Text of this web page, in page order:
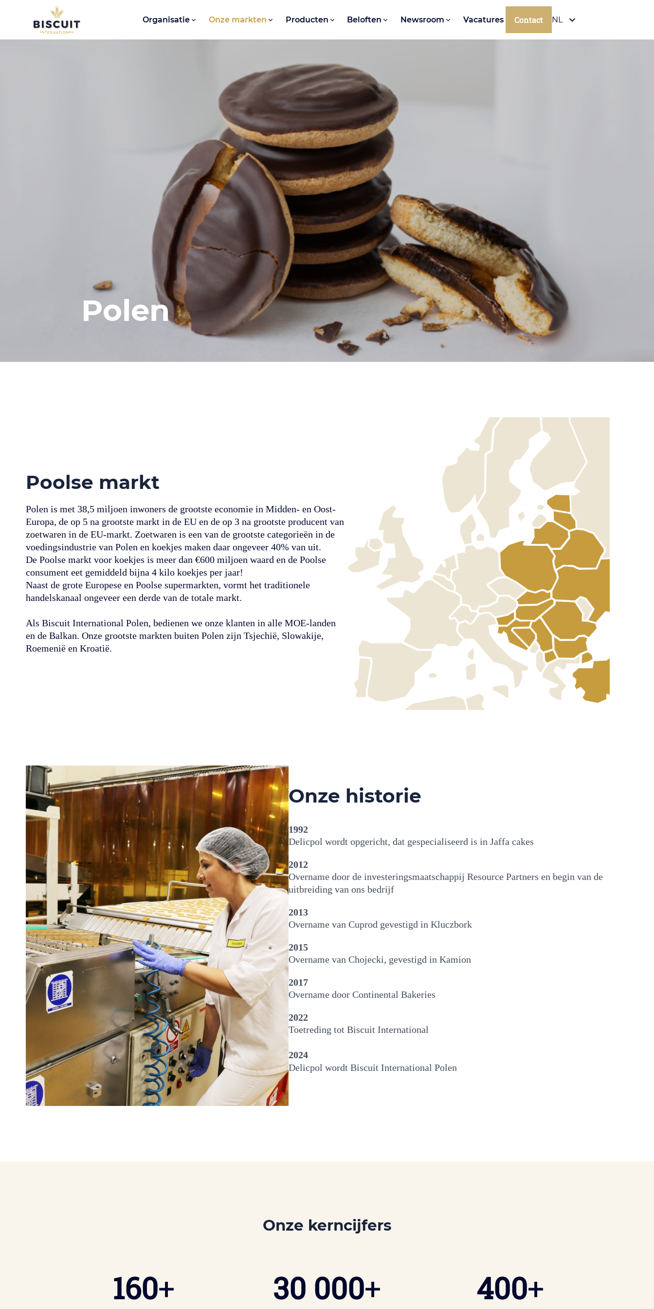
Aller au contenu Organisatie Onze markten Producten Beloften Newsroom Vacatures Contact NL
Polen
Poolse markt
Polen is met 38,5 miljoen inwoners de grootste economie in Midden- en Oost-
Europa, de op 5 na grootste markt in de EU en de op 3 na grootste producent van
zoetwaren in de EU-markt. Zoetwaren is een van de grootste categorieën in de
voedingsindustrie van Polen en koekjes maken daar ongeveer 40% van uit.
De Poolse markt voor koekjes is meer dan €600 miljoen waard en de Poolse
consument eet gemiddeld bijna 4 kilo koekjes per jaar!
Naast de grote Europese en Poolse supermarkten, vormt het traditionele
handelskanaal ongeveer een derde van de totale markt.
Als Biscuit International Polen, bedienen we onze klanten in alle MOE-landen
en de Balkan. Onze grootste markten buiten Polen zijn Tsjechië, Slowakije,
Roemenië en Kroatië.
Onze historie
1992
Delicpol wordt opgericht, dat gespecialiseerd is in Jaffa cakes
2012
Overname door de investeringsmaatschappij Resource Partners en begin van de
uitbreiding van ons bedrijf
2013
Overname van Cuprod gevestigd in Kluczbork
2015
Overname van Chojecki, gevestigd in Kamion
2017
Overname door Continental Bakeries
2022
Toetreding tot Biscuit International
2024
Delicpol wordt Biscuit International Polen
Onze kerncijfers
160+ 30 000+ 400+